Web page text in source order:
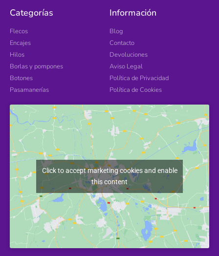
Categorías
Flecos
Encajes
Hilos
Borlas y pompones
Botones
Pasamanerías
Información
Blog
Contacto
Devoluciones
Aviso Legal
Política de Privacidad
Política de Cookies
Click to accept marketing cookies and enable
this content